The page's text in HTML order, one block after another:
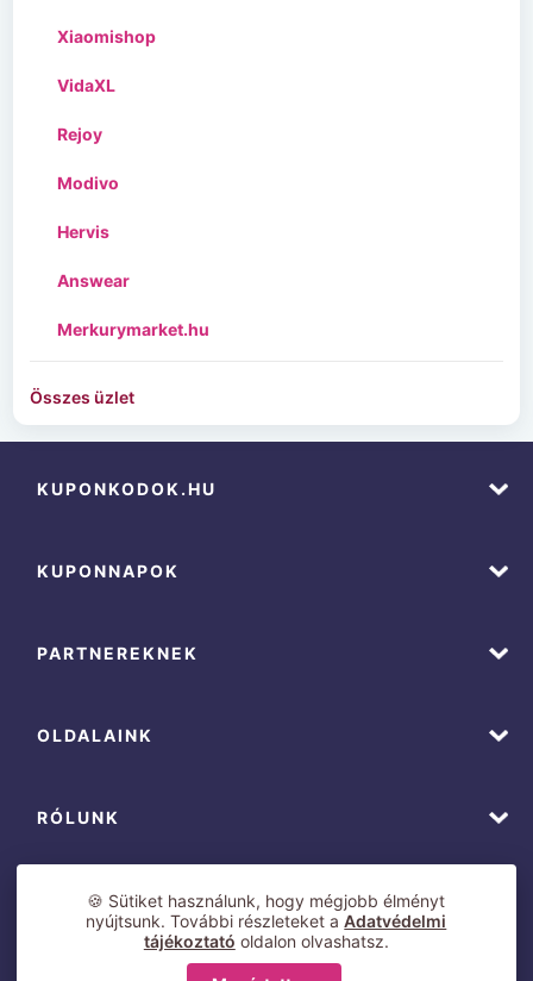
Xiaomishop
VidaXL
Rejoy
Modivo
Hervis
Answear
Merkurymarket.hu
Összes üzlet
KUPONKODOK.HU
KUPONNAPOK
PARTNEREKNEK
OLDALAINK
RÓLUNK
🍪 Sütiket használunk, hogy mégjobb élményt
nyújtsunk. További részleteket aAdatvédelmi
tájékoztató oldalon olvashatsz.